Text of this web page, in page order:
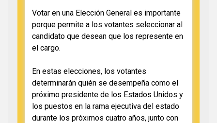
Votar en una Elección General es importante
porque permite a los votantes seleccionar al
candidato que desean que los represente en
el cargo.
En estas elecciones, los votantes
determinarán quién se desempeña como el
próximo presidente de los Estados Unidos y
los puestos en la rama ejecutiva del estado
durante los próximos cuatro años, junto con